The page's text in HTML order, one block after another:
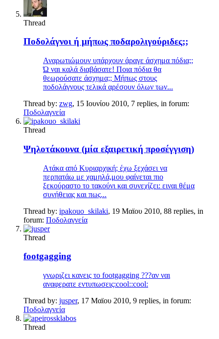
Thread
Ποδολάγνοι ή μήπως ποδαρολιγούριδες;;
Αναρωτιώμουν υπάρχουν άραγε άσχημα πόδια;;
Ώ ναι καλά διαβάσατε! Ποια πόδια θα
θεωρούσατε άσχημα;; Μήπως στους
ποδολάγνους τελικά αρέσουν όλων των...
Thread by: zwg, 15 Ιουνίου 2010, 7 replies, in forum:
Ποδολαγνεία
Thread
Ψηλοτάκουνα (μία εξαιρετική προσέγγιση)
Ατάκα από Κυριαρχική; έχω ξεχάσει να
περπατάω με χαμηλά,μου φαίνεται πιο
ξεκούραστο το τακούνι και συνεχίζει: ειναι θέμα
συνήθειας και πως...
Thread by: ipakouo_skilaki, 19 Μαϊου 2010, 88 replies, in
forum: Ποδολαγνεία
Thread
footgagging
γνωριζει κανεις το footgagging ???αν ναι
αναφερατε εντυπωσεις:cool::cool:
Thread by: jusper, 17 Μαϊου 2010, 9 replies, in forum:
Ποδολαγνεία
Thread